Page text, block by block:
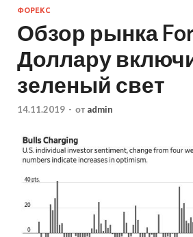
ФОРЕКС
Обзор рынка
Доллару
зеленый свет
14.11.2019 - от admin